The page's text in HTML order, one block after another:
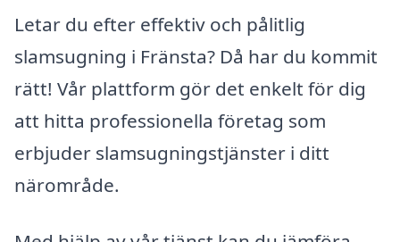
Letar du efter effektiv och pålitlig
slamsugning i Fränsta? Då har du kommit
rätt! Vår plattform gör det enkelt för dig
att hitta professionella företag som
erbjuder slamsugningstjänster i ditt
närområde.